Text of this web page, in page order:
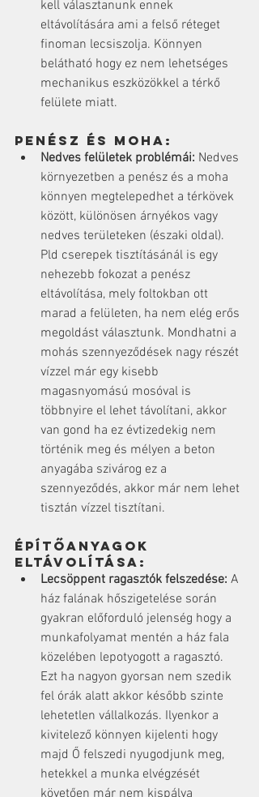
kell választanunk ennek
eltávolítására ami a felső réteget
finoman lecsiszolja. Könnyen
belátható hogy ez nem lehetséges
mechanikus eszközökkel a térkő
felülete miatt.
Penész és moha:
Nedves felületek problémái: Nedves
környezetben a penész és a moha
könnyen megtelepedhet a térkövek
között, különösen árnyékos vagy
nedves területeken (északi oldal).
Pld cserepek tisztításánál is egy
nehezebb fokozat a penész
eltávolítása, mely foltokban ott
marad a felületen, ha nem elég erős
megoldást választunk. Mondhatni a
mohás szennyeződések nagy részét
vízzel már egy kisebb
magasnyomású mosóval is
többnyire el lehet távolítani, akkor
van gond ha ez évtizedekig nem
történik meg és mélyen a beton
anyagába szivárog ez a
szennyeződés, akkor már nem lehet
tisztán vízzel tisztítani.
Építőanyagok
eltávolítása:
Lecsöppent ragasztók felszedése: A
ház falának hőszigetelése során
gyakran előforduló jelenség hogy a
munkafolyamat mentén a ház fala
közelében lepotyogott a ragasztó.
Ezt ha nagyon gyorsan nem szedik
fel órák alatt akkor később szinte
lehetetlen vállalkozás. Ilyenkor a
kivitelező könnyen kijelenti hogy
majd Ő felszedi nyugodjunk meg,
hetekkel a munka elvégzését
követően már nem kispálya